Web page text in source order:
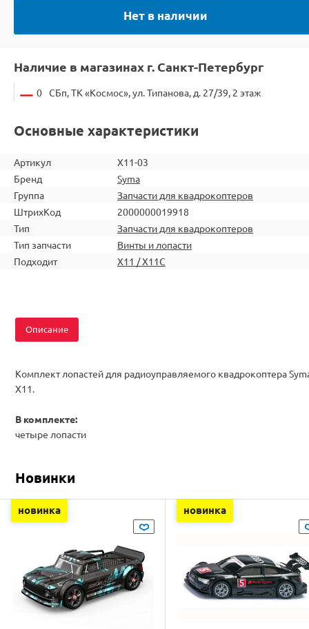
Нет в наличии
Наличие в магазинах г. Санкт-Петербург
0 СБп, ТК «Космос», ул. Типанова, д. 27/39, 2 этаж
Основные характеристики
Артикул
X11-03
Бренд
Syma
Группа
Запчасти для квадрокоптеров
ШтрихКод
2000000019918
Тип
Запчасти для квадрокоптеров
Тип запчасти
Винты и лопасти
Подходит
X11 / X11C
Описание
Комплект лопастей для радиоуправляемого квадрокоптера
X11.
В комплекте:
четыре лопасти
Новинки
новинка новинка